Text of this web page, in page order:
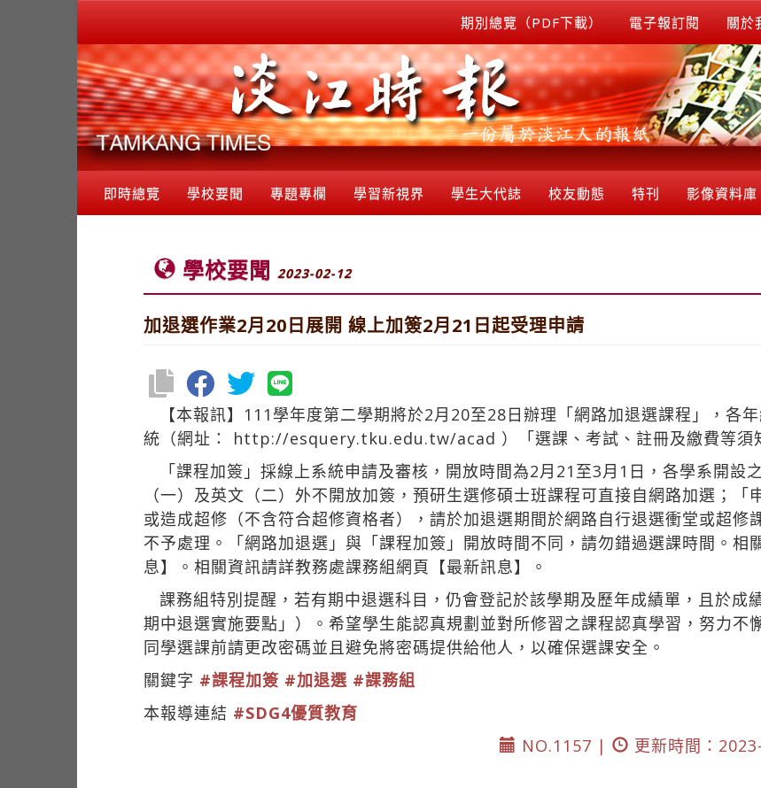
期別總覽（PDF下載） 電子報訂閱 關於
即時總覽 學校要聞 專題專欄 學習新視界 學生大代誌 校友動態 特刊 影像資料庫
學校要聞 2023-02-12
加退選作業2月20日展開 線上加簽2月21日起受理申請
【本報訊】111學年度第二學期將於2月20至28日辦理「網路加退選課程」，各
統（網址： http://esquery.tku.edu.tw/acad ）「選課、考試、註冊及繳費等須
「課程加簽」採線上系統申請及審核，開放時間為2月21至3月1日，各學系開設
（一）及英文（二）外不開放加簽，預研生選修碩士班課程可直接自網路加選；
或造成超修（不含符合超修資格者），請於加退選期間於網路自行退選衝堂或超修
不予處理。「網路加退選」與「課程加簽」開放時間不同，請勿錯過選課時間。相
息】。相關資訊請詳教務處課務組網頁【最新訊息】。
課務組特別提醒，若有期中退選科目，仍會登記於該學期及歷年成績單，且於成
期中退選實施要點」）。希望學生能認真規劃並對所修習之課程認真學習，努力不
同學選課前請更改密碼並且避免將密碼提供給他人，以確保選課安全。
關鍵字 #課程加簽 #加退選 #課務組
本報導連結 #SDG4優質教育
NO.1157 |
更新時間：